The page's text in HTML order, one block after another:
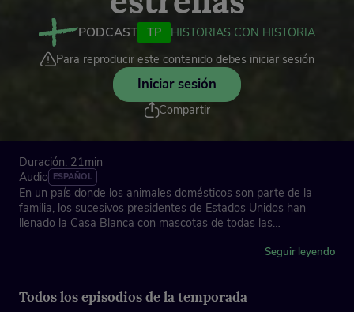
PODCAST TP
HISTORIAS CON HISTORIA
Para reproducir este contenido debes iniciar sesión
Iniciar sesión
Compartir
Duración: 21min
Audio ESPAÑOL
En un país donde los animales domésticos son parte de la
familia, los sucesivos presidentes de Estados Unidos han
llenado la Casa Blanca con mascotas de todas las
exóticas y al nexo de unión entre los líderes políticos y los
Con la periodista Mònica Planas y Verónica Fumanal, asesora
Seguir leyendo
Todos los episodios de la temporada